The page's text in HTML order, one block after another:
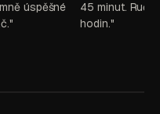
úspěšné
45 minut.
hodin."